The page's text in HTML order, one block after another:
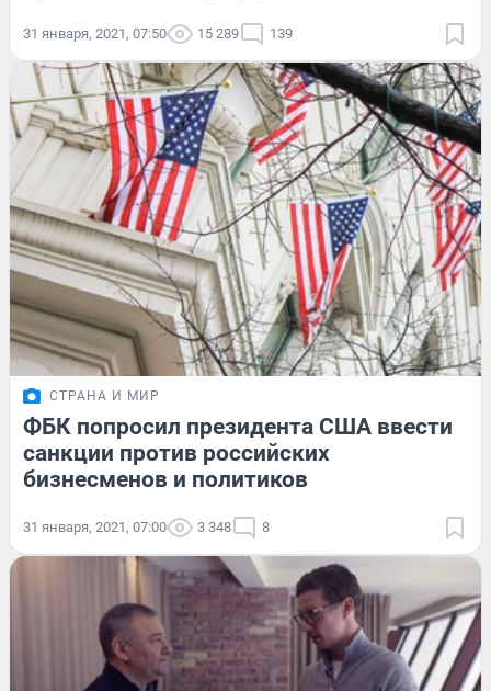
31 января, 2021, 07:50 15 289 139
СТРАНА И МИР
ФБК попросил президента США ввести
санкции против российских
бизнесменов и политиков
31 января, 2021, 07:00 3 348 8